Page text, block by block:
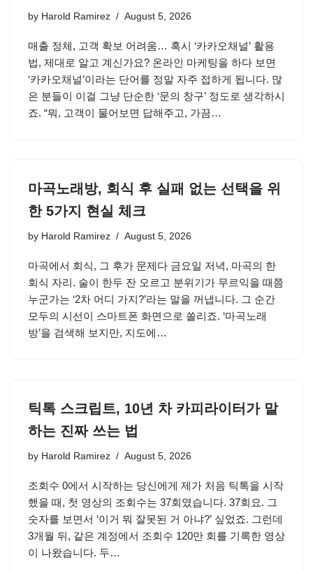
by Harold Ramirez August 5, 2026
매출 정체, 고객 확보 어려움… 혹시 ‘카카오채널’ 활용
법, 제대로 알고 계신가요? 온라인 마케팅을 하다 보면
‘카카오채널’이라는 단어를 정말 자주 접하게 됩니다. 많
은 분들이 이걸 그냥 단순한 ‘문의 창구’ 정도로 생각하시
죠. “뭐, 고객이 물어보면 답해주고, 가끔…
마곡노래방, 회식 후 실패 없는 선택을 위
한 5가지 현실 체크
by Harold Ramirez August 5, 2026
마곡에서 회식, 그 후가 문제다 금요일 저녁, 마곡의 한
회식 자리. 술이 한두 잔 오르고 분위기가 무르익을 때쯤
누군가는 ‘2차 어디 가지?’라는 말을 꺼냅니다. 그 순간
모두의 시선이 스마트폰 화면으로 쏠리죠. ‘마곡노래
방’을 검색해 보지만, 지도에…
틱톡 스크립트, 10년 차 카피라이터가 말
하는 진짜 쓰는 법
by Harold Ramirez August 5, 2026
조회수 0에서 시작하는 당신에게 제가 처음 틱톡을 시작
했을 때, 첫 영상의 조회수는 37회였습니다. 37회요. 그
숫자를 보면서 ‘이거 뭐 잘못된 거 아냐?’ 싶었죠. 그런데
3개월 뒤, 같은 계정에서 조회수 120만 회를 기록한 영상
이 나왔습니다. 두…